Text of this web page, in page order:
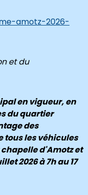
amotz-2026-
et du
en vigueur, en
du quartier
des
tous les véhicules
d'Amotz et
2026 à 7h au 17